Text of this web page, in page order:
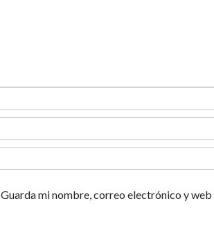
Guarda mi nombre, correo electrónico y